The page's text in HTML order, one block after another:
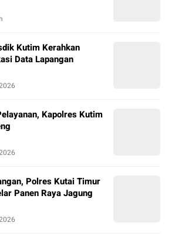
Kutim Kerahkan
Data Lapangan
Kapolres Kutim
Polres Kutai Timur
Panen Raya Jagung